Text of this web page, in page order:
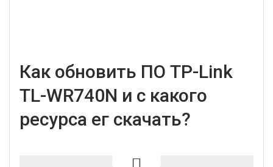
Как обновить ПО TP-Link
TL-WR740N и с какого
ресурса ег скачать?